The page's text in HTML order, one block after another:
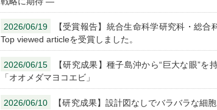
2026/06/19
【受賞報告】統合生命科学研究科・総
Top viewed articleを受賞しました。
2026/06/15
【研究成果】種子島沖から“巨大な眼”
「オオメダマヨコエビ」
2026/06/10
【研究成果】設計図なしでバラバラな細